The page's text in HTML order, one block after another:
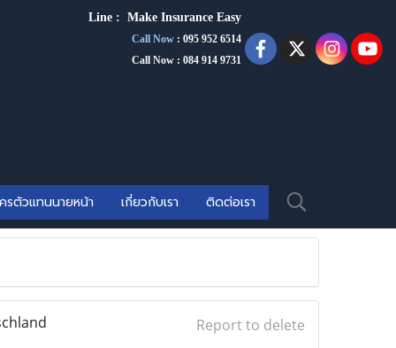
Line : Make Insurance Easy
Call Now : 095 952 6514
Call Now : 084 914 9731
รตัวแทนนายหน้า เกี่ยวกับเรา ติดต่อเรา
Report to delete